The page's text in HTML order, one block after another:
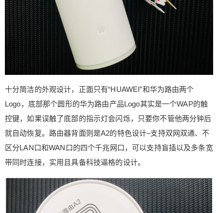
十分简洁的外观设计，正面只有“HUAWEI”和华为路由两个
Logo，底部那个圆形的华为路由产品Logo其实是一个WAP的触
控键，如果误触了底部的指示灯会闪烁，只要你不管他两分钟后
就自动恢复。路由器背面则是A2的特色设计–支持双网双通、不
区分LAN口和WAN口的四个千兆网口，可以支持盲插以及多条宽
带同时连接，实用且具备科技逼格的设计。
r计算机上的应用。而这种功能要想实现必须要具备
可以在互联网上访问到的固定公网IP或者域名，所
以DMZ的实现基本需要依赖于DDNS功能的配置。
此处我们在多说一点这个域名访问的简单知识，那
就是大家日常生活中访问的服务及应用都是通过一
个域名来实现的，而这个域名的背后是指向了一个
公网上类似于192.168.0.1的这种格式的IP地址，而
该IP地址就是一个公网IP实际上是与一台物理计算
机或虚拟机进行了绑定，才让用户的访问请求到达
位于该计算机上的服务，整个流程的简单示意如
下：用户请求 > www.xxxxx.com >xxx.xxx.xxx.xxx
> 服务器上的服务，所以这两个功能放在了一起来
为大家讲解，希望对用户能有所帮助。 A2还有一个
时，可以设置一个固定时长的客人wifi信号源，有无
密码皆可，当时间结束后该信号会自动失效不会再
被搜索到，对于家庭路由的信息及连接安全还是很